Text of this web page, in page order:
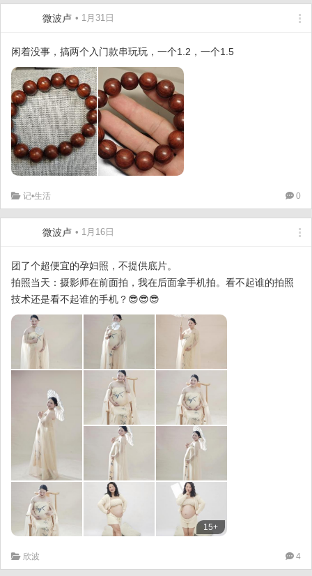
微波卢 • 1月31日
闲着没事，搞两个入门款串玩玩，一个1.2，一个1.5
记•生活 0
微波卢 • 1月16日
团了个超便宜的孕妇照，不提供底片。
拍照当天：摄影师在前面拍，我在后面拿手机拍。看不起谁的拍照
技术还是看不起谁的手机？😎😎😎
15+
欣波 4